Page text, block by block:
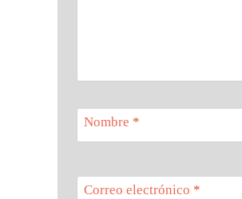
Nombre *
Correo electrónico *